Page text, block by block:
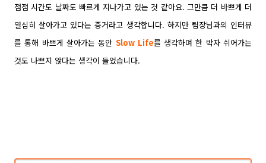
점점 시간도 날짜도 빠르게 지나가고 있는 것 같아요. 그만큼 더 바쁘게 더
열심히 살아가고 있다는 증거라고 생각합니다. 하지만 팀장님과의 인터뷰
를 통해 바쁘게 살아가는 동안 Slow Life를 생각하며 한 박자 쉬어가는
것도 나쁘지 않다는 생각이 들었습니다.